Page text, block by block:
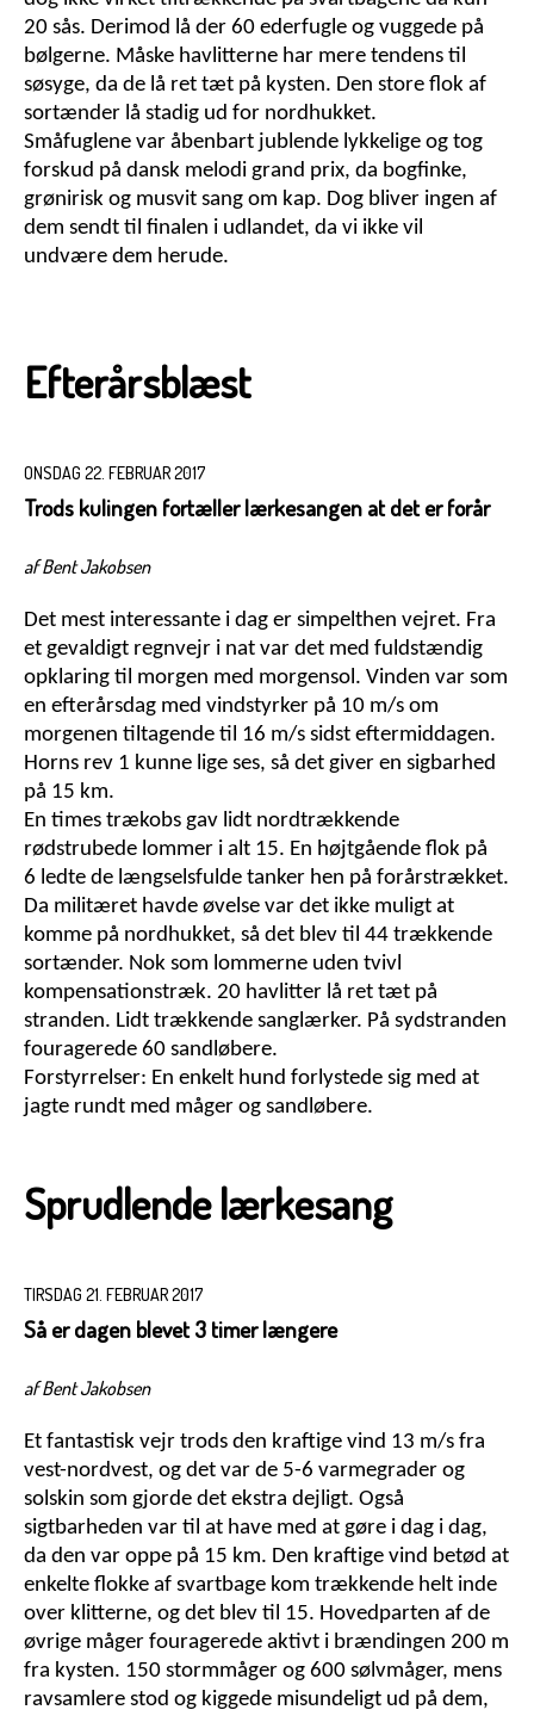
20 sås. Derimod lå der 60 ederfugle og vuggede på
bølgerne. Måske havlitterne har mere tendens til
søsyge, da de lå ret tæt på kysten. Den store flok af
sortænder lå stadig ud for nordhukket.
Småfuglene var åbenbart jublende lykkelige og tog
forskud på dansk melodi grand prix, da bogfinke,
grønirisk og musvit sang om kap. Dog bliver ingen af
dem sendt til finalen i udlandet, da vi ikke vil
undvære dem herude.
Efterårsblæst
ONSDAG 22. FEBRUAR 2017
Trods kulingen fortæller lærkesangen at det er forår
af Bent Jakobsen
Det mest interessante i dag er simpelthen vejret. Fra
et gevaldigt regnvejr i nat var det med fuldstændig
opklaring til morgen med morgensol. Vinden var som
en efterårsdag med vindstyrker på 10 m/s om
morgenen tiltagende til 16 m/s sidst eftermiddagen.
Horns rev 1 kunne lige ses, så det giver en sigbarhed
på 15 km.
En times trækobs gav lidt nordtrækkende
rødstrubede lommer i alt 15. En højtgående flok på
6 ledte de længselsfulde tanker hen på forårstrækket.
Da militæret havde øvelse var det ikke muligt at
komme på nordhukket, så det blev til 44 trækkende
sortænder. Nok som lommerne uden tvivl
kompensationstræk. 20 havlitter lå ret tæt på
stranden. Lidt trækkende sanglærker. På sydstranden
fouragerede 60 sandløbere.
Forstyrrelser: En enkelt hund forlystede sig med at
jagte rundt med måger og sandløbere.
Sprudlende lærkesang
TIRSDAG 21. FEBRUAR 2017
Så er dagen blevet 3 timer længere
af Bent Jakobsen
Et fantastisk vejr trods den kraftige vind 13 m/s fra
vest-nordvest, og det var de 5-6 varmegrader og
solskin som gjorde det ekstra dejligt. Også
sigtbarheden var til at have med at gøre i dag i dag,
da den var oppe på 15 km. Den kraftige vind betød at
enkelte flokke af svartbage kom trækkende helt inde
over klitterne, og det blev til 15. Hovedparten af de
øvrige måger fouragerede aktivt i brændingen 200 m
fra kysten. 150 stormmåger og 600 sølvmåger, mens
ravsamlere stod og kiggede misundeligt ud på dem,